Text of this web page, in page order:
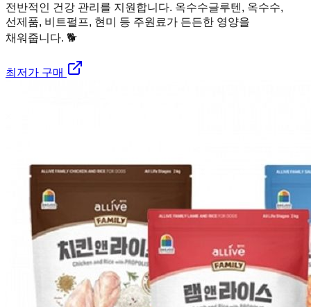
전반적인 건강 관리를 지원합니다. 옥수수글루텐, 옥수수,
선제품, 비트펄프, 현미 등 주원료가 든든한 영양을
채워줍니다. 🐕
최저가 구매